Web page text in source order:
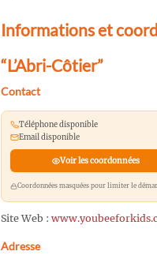
Informations et
“L’Abri-Côtier”
Contact
Téléphone disponible
Email disponible
Voir les coordonnées
Coordonnées masquées pour limiter le
Site Web :
Adresse